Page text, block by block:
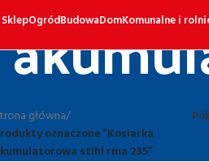
SklepOgródBudowaDomKomunalne i
główna/
oznaczone “Kosiarka
stihl rma 235”